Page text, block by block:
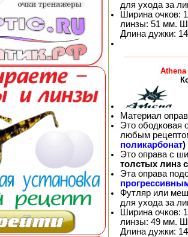
для ухода за
Ширина очков:
линзы: 51 мм.
Длина дужки:
Материал
Это ободковая
любым
поликарбонат)
Это оправа с
толстых линз
Эта оправа
Футляр или
для ухода за
Ширина очков:
линзы: 49 мм.
Длина дужки: